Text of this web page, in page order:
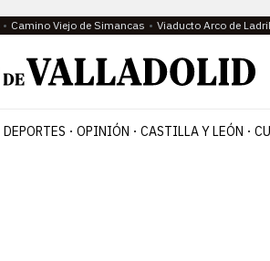
Camino Viejo de Simancas Viaducto Arco de
DEPORTES OPINIÓN CASTILLA Y LEÓN